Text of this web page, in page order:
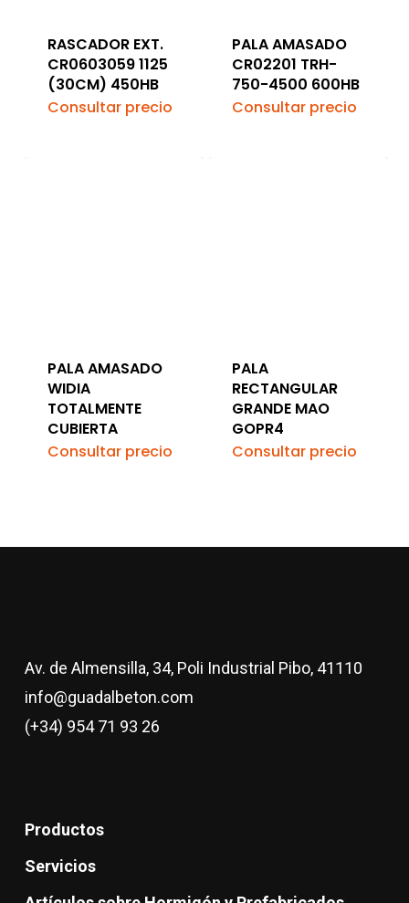
RASCADOR EXT.
CR0603059 1125
(30CM) 450HB
Consultar precio
PALA AMASADO
CR02201 TRH-
750-4500 600HB
Consultar precio
PALA AMASADO
WIDIA
TOTALMENTE
CUBIERTA
Consultar precio
PALA
RECTANGULAR
GRANDE MAO
GOPR4
Consultar precio
Av. de Almensilla, 34, Poli Industrial Pibo, 41110
info@guadalbeton.com
(+34) 954 71 93 26
Productos
Servicios